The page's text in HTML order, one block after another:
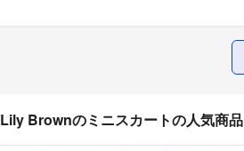
Lily Brownのミニスカートの人気商品